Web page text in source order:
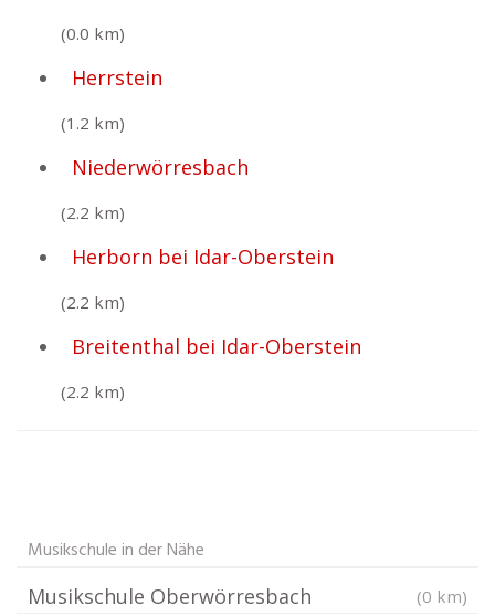
(0.0 km)
Herrstein
(1.2 km)
Niederwörresbach
(2.2 km)
Herborn bei Idar-Oberstein
(2.2 km)
Breitenthal bei Idar-Oberstein
(2.2 km)
Musikschule in der Nähe
Musikschule Oberwörresbach (0 km)